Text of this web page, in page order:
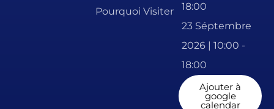
Pourquoi Visiter
18:00
23 Séptembre
2026 | 10:00 -
18:00
Ajouter à
google
calendar